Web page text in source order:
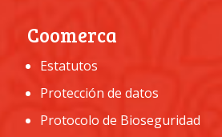
Coomerca
Estatutos
Protección de datos
Protocolo de Bioseguridad